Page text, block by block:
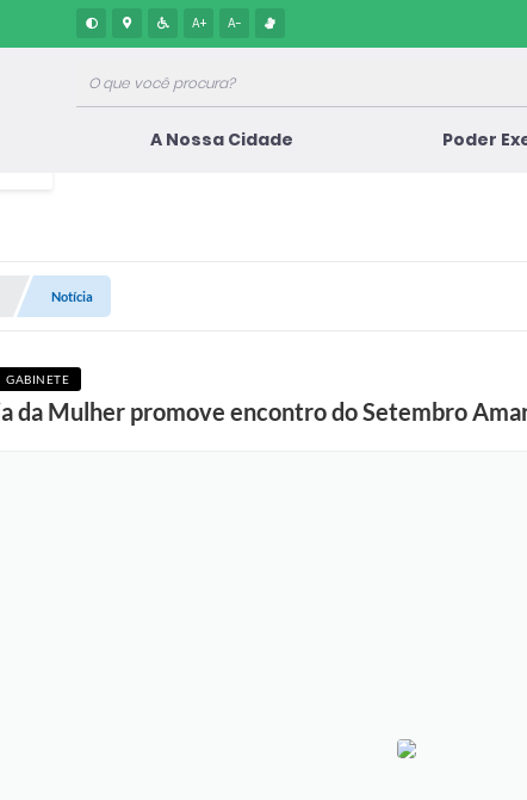
A+ A-
A Nossa Cidade Poder
Notícia
GABINETE
da Mulher promove encontro do Setembro